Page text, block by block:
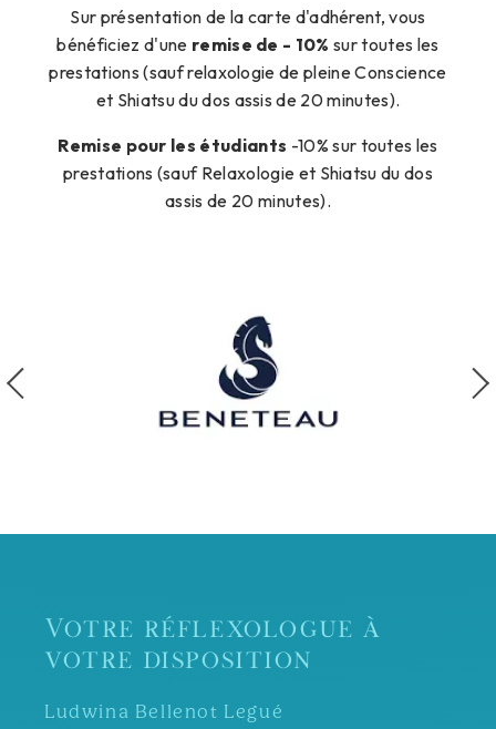
Sur présentation de la carte d'adhérent, vous
bénéficiez d'une remise de - 10%sur toutes les
prestations (sauf relaxologie de pleine Conscience
et Shiatsu du dos assis de 20 minutes).
Remise pour les étudiants -10% sur toutes les
prestations (sauf Relaxologie et Shiatsu du dos
assis de 20 minutes).
Votre réflexologue à
votre disposition
Ludwina Bellenot Legué